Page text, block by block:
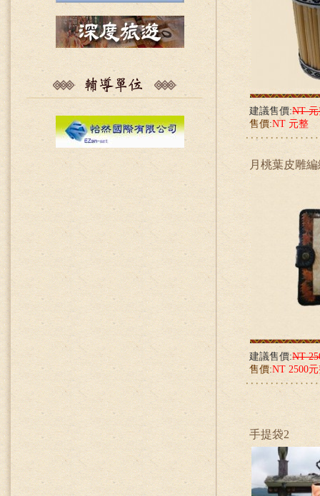
建議售價:NT
售價:NT 元整
月桃葉皮雕
建議售價:NT
售價:NT 2500
手提袋2